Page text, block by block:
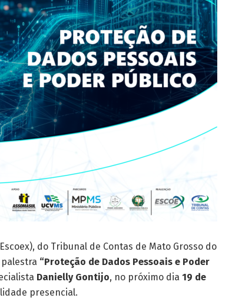
do Tribunal de Contas de Mato Grosso do
“Proteção de Dados Pessoais e Poder
Danielly Gontijo, no próximo dia 19 de
presencial.